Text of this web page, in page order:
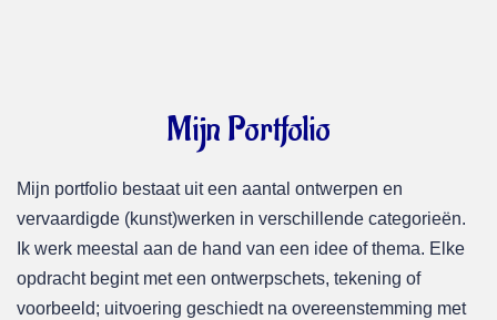
Mijn Portfolio
Mijn portfolio bestaat uit een aantal ontwerpen en
vervaardigde (kunst)werken in verschillende categorieën.
Ik werk meestal aan de hand van een idee of thema. Elke
opdracht begint met een ontwerpschets, tekening of
voorbeeld; uitvoering geschiedt na overeenstemming met